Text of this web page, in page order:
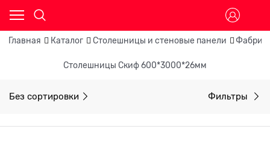
Главная Каталог Столешницы и стеновые панели
Столешницы Скиф 600*3000*26мм
Без сортировки Фильтры